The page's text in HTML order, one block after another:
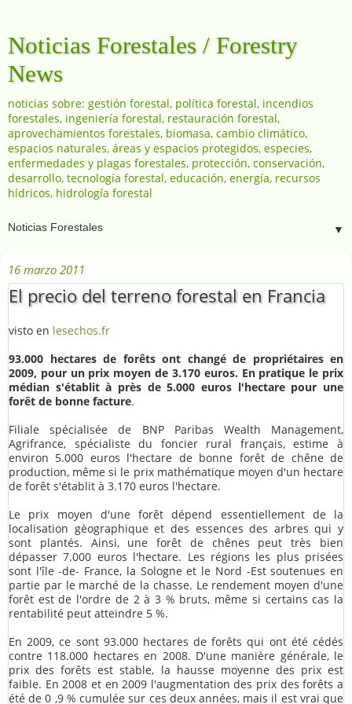
Noticias Forestales / Forestry
News
noticias sobre: gestión forestal, política forestal, incendios
forestales, ingeniería forestal, restauración forestal,
aprovechamientos forestales, biomasa, cambio climático,
espacios naturales, áreas y espacios protegidos, especies,
enfermedades y plagas forestales, protección, conservación,
desarrollo, tecnología forestal, educación, energía, recursos
hídricos, hidrología forestal
▼
16 marzo 2011
El precio del terreno forestal en Francia
visto en lesechos.fr
93.000 hectares de forêts ont changé de propriétaires en
2009, pour un prix moyen de 3.170 euros. En pratique le prix
médian s'établit à près de 5.000 euros l'hectare pour une
forêt de bonne facture.
Filiale spécialisée de BNP Paribas Wealth Management,
Agrifrance, spécialiste du foncier rural français, estime à
environ 5.000 euros l'hectare de bonne forêt de chêne de
production, même si le prix mathématique moyen d'un hectare
de forêt s'établit à 3.170 euros l'hectare.
Le prix moyen d'une forêt dépend essentiellement de la
localisation gèographique et des essences des arbres qui y
sont plantés. Ainsi, une forêt de chênes peut très bien
dépasser 7.000 euros l'hectare. Les régions les plus prisées
sont l'île -de- France, la Sologne et le Nord -Est soutenues en
partie par le marché de la chasse. Le rendement moyen d'une
forêt est de l'ordre de 2 à 3 % bruts, même si certains cas la
rentabilité peut atteindre 5 %.
En 2009, ce sont 93.000 hectares de forêts qui ont été cédés
contre 118.000 hectares en 2008. D'une manière générale, le
prix des forêts est stable, la hausse moyenne des prix est
faible. En 2008 et en 2009 l'augmentation des prix des forêts a
été de 0 ,9 % cumulée sur ces deux années, mais il est vrai que